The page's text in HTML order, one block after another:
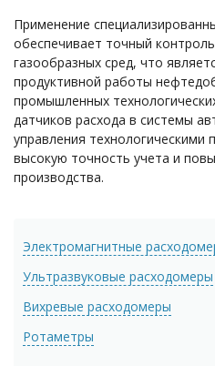
Применение
обеспечивает точный
газообразных сред, что
продуктивной работы
промышленных
датчиков расхода в системы
управления технологическими
высокую точность учета и
производства.
Электромагнитные
Ультразвуковые расходомеры
Вихревые расходомеры
Ротаметры